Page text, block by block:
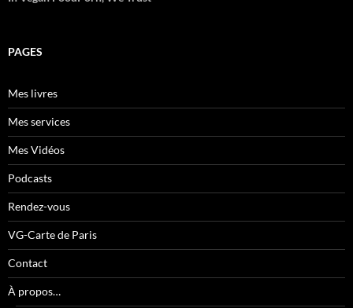
PAGES
Mes livres
Mes services
Mes Vidéos
Podcasts
Rendez-vous
VG-Carte de Paris
Contact
À propos…